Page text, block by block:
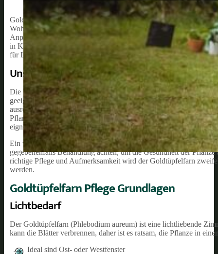
Goldtüpfelfarn, auch bekannt als Phlebodium aureum oder
Wohnräumen zu finden ist. Ursprünglich in den tropischen
Anpassungsfähigkeit und dekorative Erscheinung in der Welt der
in Kombination mit der bläulichen Färbung und den goldgelben
für Liebhaber exotischer Pflanzen gemacht hat.
Unsere Empfehlung:
Die Pflege des Goldtüpfelfarns ist im Allgemeinen unkompliziert
geeignet. Um die Pflanze gesund und schön zu halten, sind
ausreichend Feuchtigkeit und Humus sowie ein halbschattiger bis
Pflanze ein feuchtes und gleichmäßig temperiertes Umfeld,
eignet.
Ein weiterer Vorteil des Goldtüpfelfarns ist seine Robustheit
gegebenenfalls Behandlung achten, um die Gesundheit der
richtige Pflege und Aufmerksamkeit wird der Goldtüpfelfarn
werden.
Goldtüpfelfarn Pflege Grundlagen
Lichtbedarf
Der Goldtüpfelfarn (Phlebodium aureum) ist eine lichtliebende
kann die Blätter verbrennen, daher ist es ratsam, die Pflanze in
Ideal sind Ost- oder Westfenster